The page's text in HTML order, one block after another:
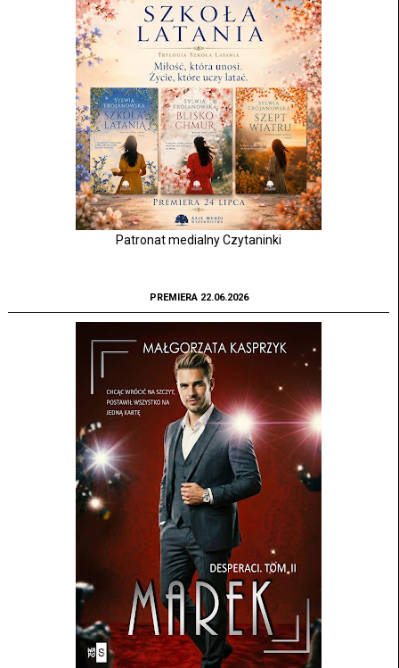
Patronat medialny Czytaninki
PREMIERA 22.06.2026